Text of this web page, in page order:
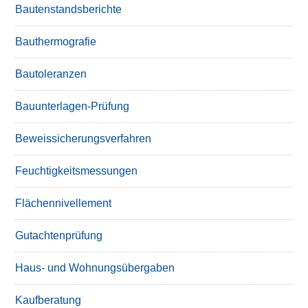
Bautenstandsberichte
Bauthermografie
Bautoleranzen
Bauunterlagen-Prüfung
Beweissicherungsverfahren
Feuchtigkeitsmessungen
Flächennivellement
Gutachtenprüfung
Haus- und Wohnungsübergaben
Kaufberatung